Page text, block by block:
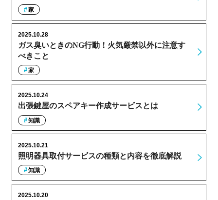
家
ガス臭いときのNG行動！火気厳禁以外に注意す
べきこと
2025.10.28
家
出張鍵屋のスペアキー作成サービスとは
2025.10.24
知識
照明器具取付サービスの種類と内容を徹底解説
2025.10.21
知識
2025.10.20